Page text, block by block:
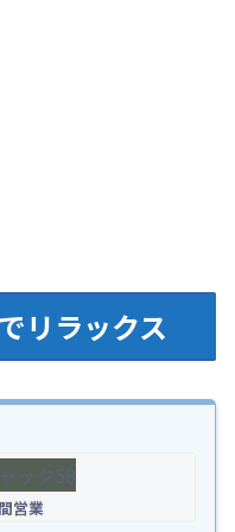
リラックス
営業